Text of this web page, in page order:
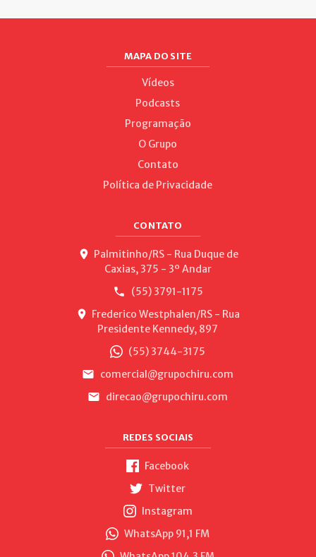
MAPA DO SITE
Vídeos
Podcasts
Programação
O Grupo
Contato
Política de Privacidade
CONTATO
Palmitinho/RS - Rua Duque de
Caxias, 375 - 3º Andar
(55) 3791-1175
Frederico Westphalen/RS - Rua
Presidente Kennedy, 897
(55) 3744-3175
comercial@grupochiru.com
direcao@grupochiru.com
REDES SOCIAIS
Facebook
Twitter
Instagram
WhatsApp 91,1 FM